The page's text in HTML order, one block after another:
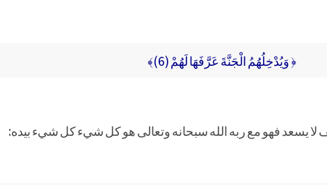
﴿ وَيُدْخِلُهُمُ الْجَنَّةَ عَرَّفَهَا لَهُمْ (6)﴾
لا يسعد فهو مع ربه الله سبحانه وتعالى هو كل شيء كل شيء بيده: